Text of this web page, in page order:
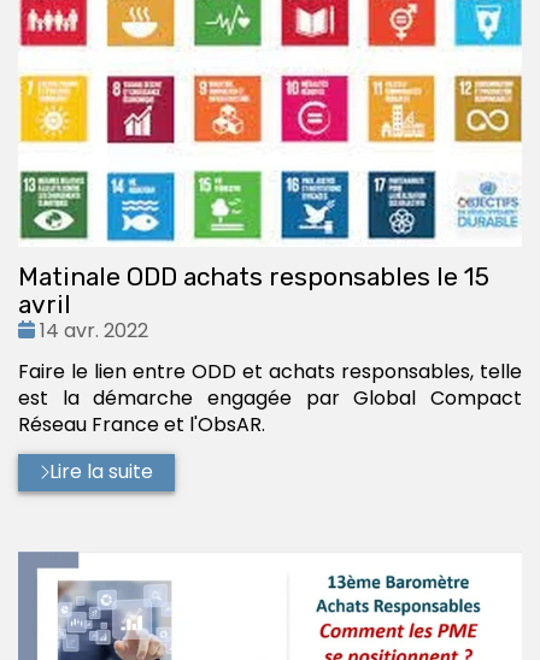
Matinale ODD achats responsables le 15
avril
Date
14 avr. 2022
Faire le lien entre ODD et achats responsables, telle
est la démarche engagée par Global Compact
Réseau France et l'ObsAR.
Lire la suite